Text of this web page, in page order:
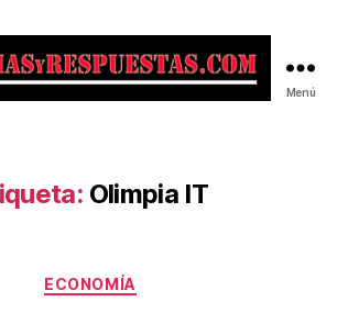
Menú
Olimpia IT
Categorías
ECONOMÍA